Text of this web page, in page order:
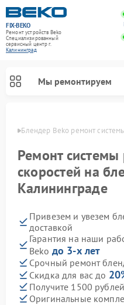
FIX-BEKO
Ремонт устройств Beko
Специализированный
cервисный центр г.
Калининград
Мы ремонтируем
Блендер Beko ремонт
Ремонт системы
скоростей на
Калининграде
Привезем и увезем
доставкой
Гарантия на наши
Beko до 3-х лет
Срочный ремонт
Скидка для вас до
Получите 1500
Оригинальные